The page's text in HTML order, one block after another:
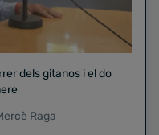
dels gitanos i el do
Raga